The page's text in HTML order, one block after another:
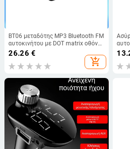
BT06 μεταδότης MP3 Bluetooth FM
αυτοκινήτου με DOT matrix οθόνη
και γρήγορη φόρτιση 2.1A
26.26 €
add_shopping_cart
mA